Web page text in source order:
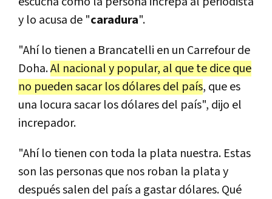
y lo acusa de "caradura".
"Ahí lo tienen a Brancatelli en un Carrefour de
Doha.Al nacional y popular, al que te dice que
no pueden sacar los dólares del país, que es
una locura sacar los dólares del país", dijo el
increpador.
"Ahí lo tienen con toda la plata nuestra. Estas
son las personas que nos roban la plata y
después salen del país a gastar dólares. Qué